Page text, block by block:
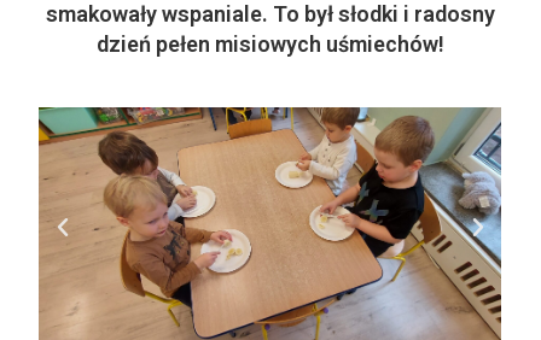
smakowały wspaniale. To był słodki i radosny
dzień pełen misiowych uśmiechów!